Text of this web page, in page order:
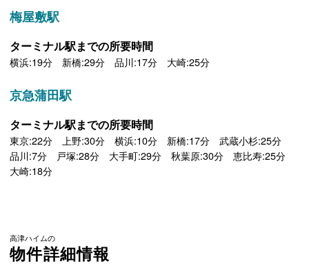
梅屋敷駅
ターミナル駅までの所要時間
横浜:19分 新橋:29分 品川:17分 大崎:25分
京急蒲田駅
ターミナル駅までの所要時間
東京:22分 上野:30分 横浜:10分 新橋:17分 武蔵小杉:25分
品川:7分 戸塚:28分 大手町:29分 秋葉原:30分 恵比寿:25分
大崎:18分
高津ハイムの
物件詳細情報